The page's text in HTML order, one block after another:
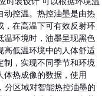
动控温。热控油墨是由热
，在高温下可有效反射环
温环境时，油墨呈现黑色
高低温环境中的人体舒适
制，实现不同季节和环境
体热成像的数据，使用
区域对智能热控油墨的